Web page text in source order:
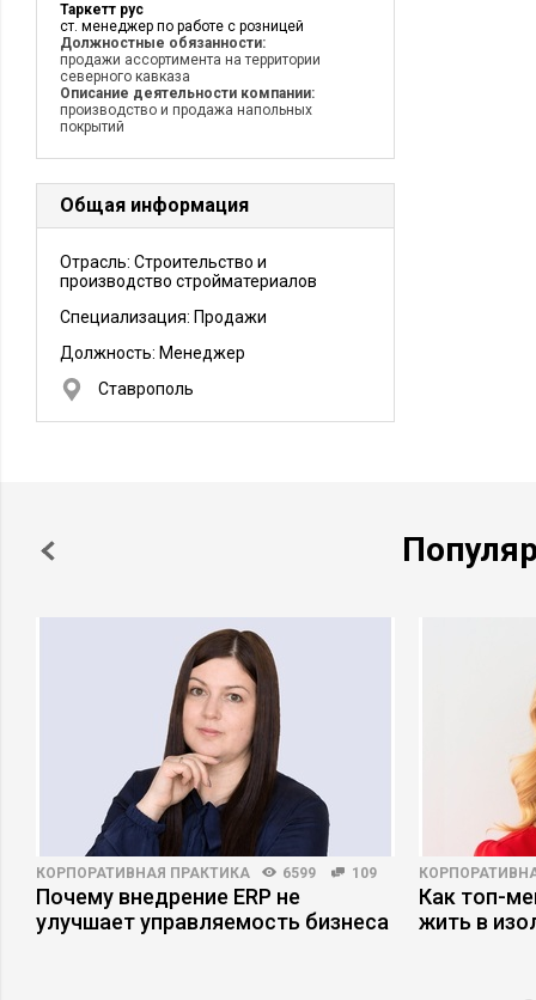
Таркетт рус
ст. менеджер по работе с розницей
Должностные обязанности:
продажи ассортимента на территории
северного кавказа
Описание деятельности компании:
производство и продажа напольных
покрытий
Общая информация
Отрасль: Строительство и
производство стройматериалов
Специализация: Продажи
Должность: Менеджер
Ставрополь
КОРПОРАТИВНАЯ ПРАКТИКА 6599 109
Почему внедрение ERP не
улучшает управляемость бизнеса
Как топ-
жить в